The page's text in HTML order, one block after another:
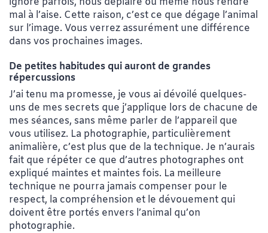
mal à l’aise. Cette raison, c’est ce que dégage l’animal
sur l’image. Vous verrez assurément une différence
dans vos prochaines images.
De petites habitudes qui auront de grandes
répercussions
J’ai tenu ma promesse, je vous ai dévoilé quelques-
uns de mes secrets que j’applique lors de chacune de
mes séances, sans même parler de l’appareil que
vous utilisez. La photographie, particulièrement
animalière, c’est plus que de la technique. Je n’aurais
fait que répéter ce que d’autres photographes ont
expliqué maintes et maintes fois. La meilleure
technique ne pourra jamais compenser pour le
respect, la compréhension et le dévouement qui
doivent être portés envers l’animal qu’on
photographie.